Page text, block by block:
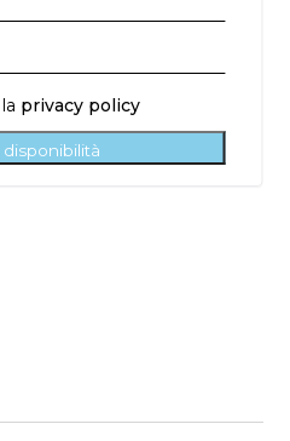
privacy policy
disponibilità